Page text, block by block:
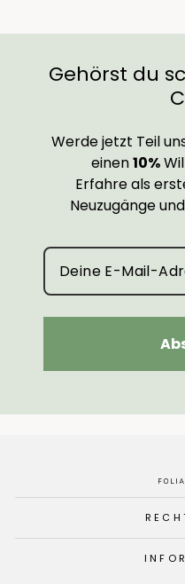
Gehörst du
Werde jetzt Teil
einen10%
Erfahre als
Neuzugänge